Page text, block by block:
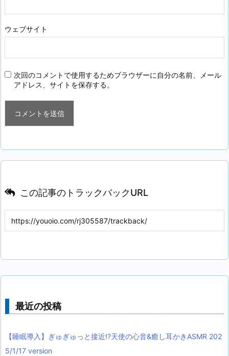
ウェブサイト
次回のコメントで使用するためブラウザーに自分の名前、メール
アドレス、サイトを保存する。
この記事のトラックバックURL
最近の投稿
【睡眠導入】ぎゅぎゅっと接近!?天使の心音&癒し耳かきASMR 202
5/1/17 version